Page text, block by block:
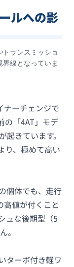
ルへの影
ランスミッショ
線となっていま
ナーチェンジで
の「4AT」モデ
きています。
り、極めて高い
個体でも、走行
値が付くこと
ュな後期型（5
。
ターボ付き軽ワ